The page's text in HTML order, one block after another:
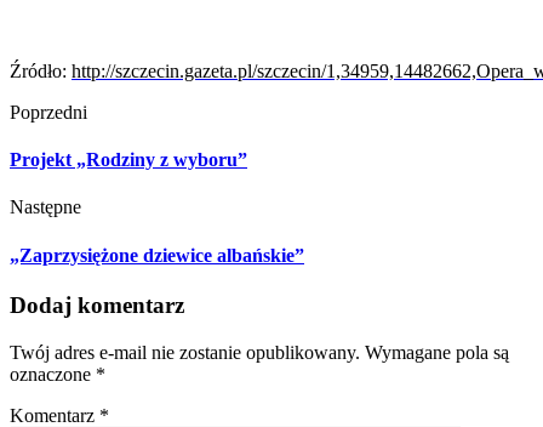
Źródło: http://szczecin.gazeta.pl/szczecin/
Poprzedni
Projekt „Rodziny z wyboru”
Następne
„Zaprzysiężone dziewice albańskie”
Dodaj komentarz
Twój adres e-mail nie zostanie opublikowany. Wymagane pola są
oznaczone *
Komentarz *